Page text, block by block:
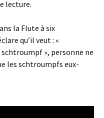
lecture.
la Flute à six
qu’il veut : «
», personne ne
les schtroumpfs eux-